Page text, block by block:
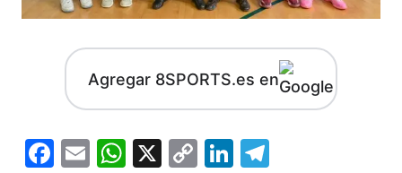
Agregar 8SPORTS.es en
Facebook
EmailWhatsApp
X
CopyLinkedIn